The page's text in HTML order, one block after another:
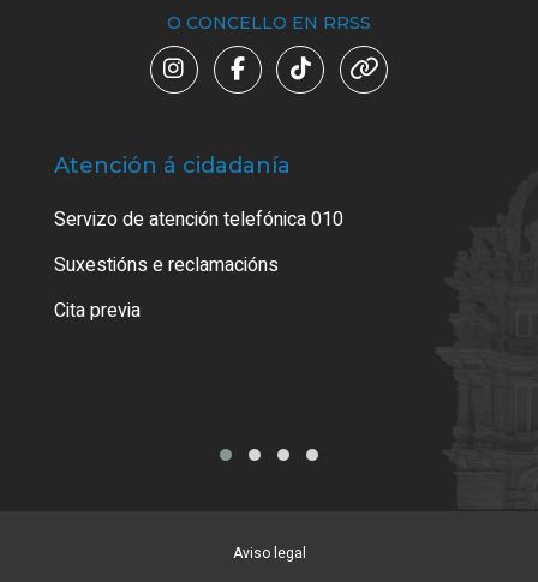
O CONCELLO EN RRSS
Atención á cidadanía
Servizo de atención telefónica 010
Suxestións e reclamacións
Cita previa
Aviso legal